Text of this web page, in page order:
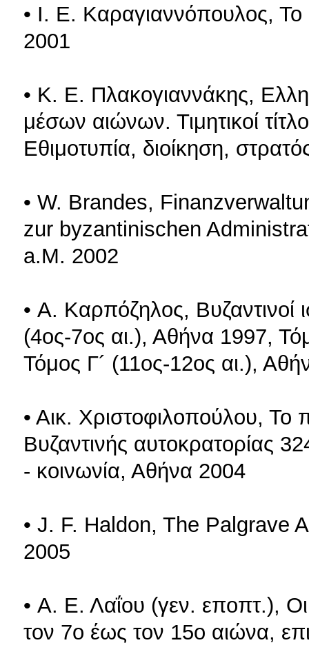
• Ι. Ε. Καραγιαννόπουλος,
2001
• Κ. E. Πλακογιαννάκης,
μέσων αιώνων. Τιμητικοί
Εθιμοτυπία, διοίκηση,
• W. Brandes,
zur byzantinischen
a.M. 2002
• Α. Καρπόζηλος, Βυζαντινοί
(4ος-7ος αι.), Αθήνα 1997,
Τόμος Γ´ (11ος-12ος αι.),
• Αικ. Χριστοφιλοπούλου, Το
Bυζαντινής αυτοκρατορίας
- κοινωνία, Αθήνα 2004
• J. F. Haldon, The Palgrave
2005
• Α. Ε. Λαΐου (γεν. εποπτ.),
τον 7ο έως τον 15ο αιώνα,